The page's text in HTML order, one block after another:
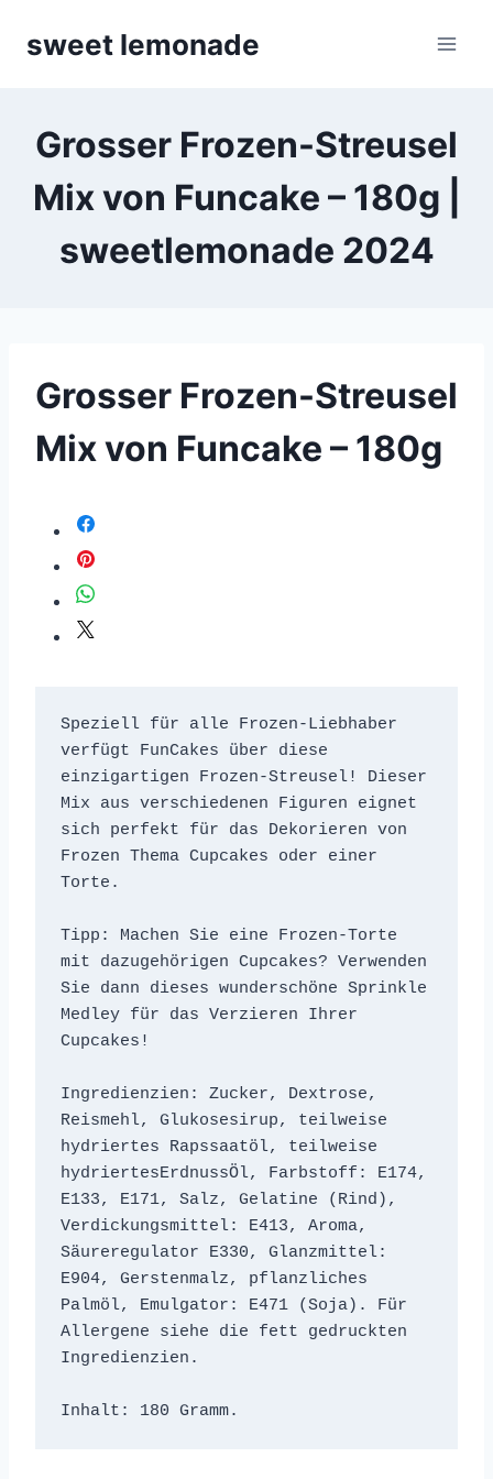
sweet lemonade
Grosser Frozen-Streusel
Mix von Funcake – 180g |
sweetlemonade 2024
Grosser Frozen-Streusel
Mix von Funcake – 180g
Speziell für alle Frozen-Liebhaber
verfügt FunCakes über diese
einzigartigen Frozen-Streusel! Dieser
Mix aus verschiedenen Figuren eignet
sich perfekt für das Dekorieren von
Frozen Thema Cupcakes oder einer
Torte.
Tipp: Machen Sie eine Frozen-Torte
mit dazugehörigen Cupcakes? Verwenden
Sie dann dieses wunderschöne Sprinkle
Medley für das Verzieren Ihrer
Cupcakes!
Ingredienzien: Zucker, Dextrose,
Reismehl, Glukosesirup, teilweise
hydriertes Rapssaatöl, teilweise
hydriertesErdnussÖl, Farbstoff: E174,
E133, E171, Salz, Gelatine (Rind),
Verdickungsmittel: E413, Aroma,
Säureregulator E330, Glanzmittel:
E904, Gerstenmalz, pflanzliches
Palmöl, Emulgator: E471 (Soja). Für
Allergene siehe die fett gedruckten
Ingredienzien.